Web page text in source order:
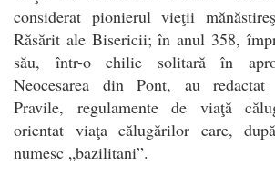
considerat pionierul vieţii
Răsărit ale Bisericii; în anul 358,
său, într-o chilie solitară în
Neocesarea din Pont, au redactat
Pravile, regulamente de viaţă
orientat viaţa călugărilor care,
numesc „bazilitani”.